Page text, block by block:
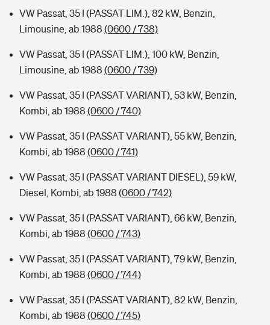
VW Passat, 35 I (PASSAT LIM.), 82 kW, Benzin,
Limousine, ab 1988 (0600 / 738)
VW Passat, 35 I (PASSAT LIM.), 100 kW, Benzin,
Limousine, ab 1988 (0600 / 739)
VW Passat, 35 I (PASSAT VARIANT), 53 kW, Benzin,
Kombi, ab 1988 (0600 / 740)
VW Passat, 35 I (PASSAT VARIANT), 55 kW, Benzin,
Kombi, ab 1988 (0600 / 741)
VW Passat, 35 I (PASSAT VARIANT DIESEL), 59 kW,
Diesel, Kombi, ab 1988 (0600 / 742)
VW Passat, 35 I (PASSAT VARIANT), 66 kW, Benzin,
Kombi, ab 1988 (0600 / 743)
VW Passat, 35 I (PASSAT VARIANT), 79 kW, Benzin,
Kombi, ab 1988 (0600 / 744)
VW Passat, 35 I (PASSAT VARIANT), 82 kW, Benzin,
Kombi, ab 1988 (0600 / 745)